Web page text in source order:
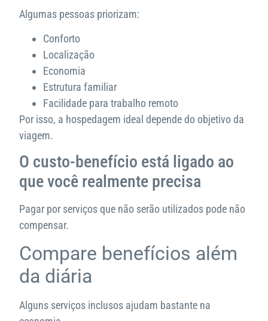
Algumas pessoas priorizam:
Conforto
Localização
Economia
Estrutura familiar
Facilidade para trabalho remoto
Por isso, a hospedagem ideal depende do objetivo da
viagem.
O custo-benefício está ligado ao
que você realmente precisa
Pagar por serviços que não serão utilizados pode não
compensar.
Compare benefícios além
da diária
Alguns serviços inclusos ajudam bastante na